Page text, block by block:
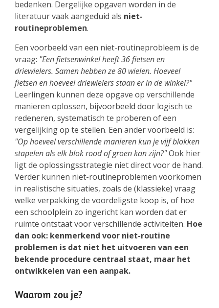
bedenken. Dergelijke opgaven worden in de
literatuur vaak aangeduid als niet-
routineproblemen.
Een voorbeeld van een niet-routineprobleem is de
vraag: "Een fietsenwinkel heeft 36 fietsen en
driewielers. Samen hebben ze 80 wielen. Hoeveel
fietsen en hoeveel driewielers staan er in de winkel?"
Leerlingen kunnen deze opgave op verschillende
manieren oplossen, bijvoorbeeld door logisch te
redeneren, systematisch te proberen of een
vergelijking op te stellen. Een ander voorbeeld is:
"Op hoeveel verschillende manieren kun je vijf blokken
stapelen als elk blok rood of groen kan zijn?"Ook hier
ligt de oplossingsstrategie niet direct voor de hand.
Verder kunnen niet-routineproblemen voorkomen
in realistische situaties, zoals de (klassieke) vraag
welke verpakking de voordeligste koop is, of hoe
een schoolplein zo ingericht kan worden dat er
ruimte ontstaat voor verschillende activiteiten. Hoe
dan ook: kenmerkend voor niet-routine
problemen is dat niet het uitvoeren van een
bekende procedure centraal staat, maar het
ontwikkelen van een aanpak.
Waarom zou je?